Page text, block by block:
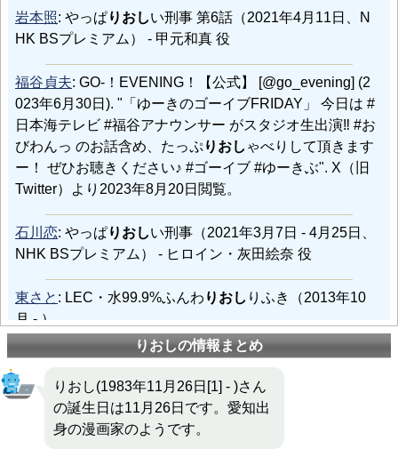
岩本照: やっぱりおしい刑事 第6話（2021年4月11日、N
HK BSプレミアム） - 甲元和真 役
福谷貞夫: GO-！EVENING！【公式】 [@go_evening] (2
023年6月30日). "「ゆーきのゴーイブFRIDAY」 今日は #
日本海テレビ #福谷アナウンサー がスタジオ生出演‼︎ #お
びわんっ のお話含め、たっぷりおし ゃべりして頂きます
ー！ ぜひお聴きください♪ #ゴーイブ #ゆーきぶ". X（旧
Twitter）より2023年8月20日閲覧。
石川恋: やっぱりおしい刑事（2021年3月7日 - 4月25日、
NHK BSプレミアム） - ヒロイン・灰田絵奈 役
東さと : LEC・水99.9%ふんわ りおし りふき（2013年10
月 - ）
佐藤康之: パンチパーマがトレードマークで、広島のみ
ならず、Jリーグ屈指の強面選手だったが、愛嬌があ
ゃべりだったため、当時人気選手の一人だった。
りおしの情報まとめ
りおし(1983年11月26日[1] - )さん
の誕生日は11月26日です。愛知出
身の漫画家のようです。